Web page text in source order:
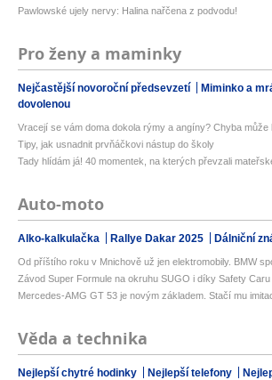
Pawlowské ujely nervy: Halina nařčena z podvodu!
Pro ženy a maminky
Nejčastější novoroční předsevzetí Miminko a
dovolenou
Vracejí se vám doma dokola rýmy a angíny? Chyba může
Tipy, jak usnadnit prvňáčkovi nástup do školy
Tady hlídám já! 40 momentek, na kterých převzali
Auto-moto
Alko-kalkulačka Rallye Dakar 2025 Dálniční
Od příštího roku v Mnichově už jen elektromobily. BMW
Závod Super Formule na okruhu SUGO i díky Safety Caru
Mercedes-AMG GT 53 je novým základem. Stačí mu
Věda a technika
Nejlepší chytré hodinky Nejlepší telefony